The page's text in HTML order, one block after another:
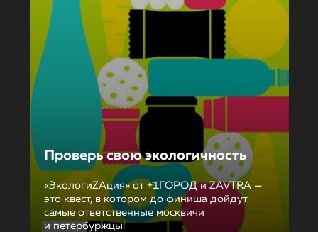
Проверь свою экологичность
«ЭкологиZAция» от +1ГОРОД и ZAVTRA —
это квест, в котором до финиша дойдут
самые ответственные москвичи
и петербуржцы!